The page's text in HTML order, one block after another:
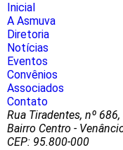
Inicial
A Asmuva
Diretoria
Notícias
Eventos
Convênios
Associados
Contato
Rua Tiradentes, nº
Bairro Centro -
CEP: 95.800-000